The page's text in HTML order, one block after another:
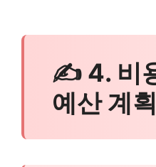
✍ 4. 비
예산 계획